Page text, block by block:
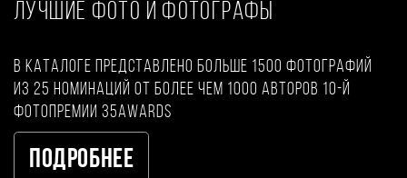
ЛУЧШИЕ ФОТО И ФОТОГРАФЫ
В каталоге представлено больше 1500 фотографий
из 25 номинаций от более чем 1000 авторов 10-й
фотопремии 35AWARDS
Подробнее